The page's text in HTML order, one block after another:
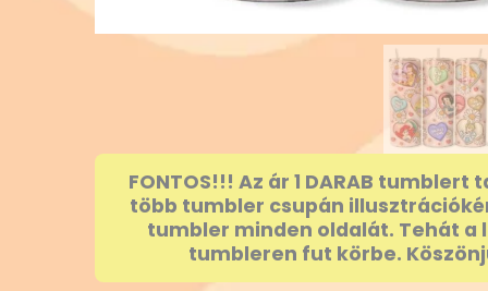
FONTOS!!! Az ár 1 DARAB
több tumbler csupán
tumbler minden oldalát. Tehát
tumbleren fut körbe.